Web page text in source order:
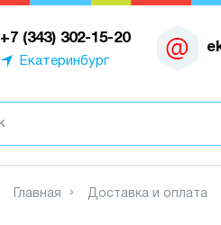
+7 (343) 302-15-20
Екатеринбург
Главная Доставка и оплата